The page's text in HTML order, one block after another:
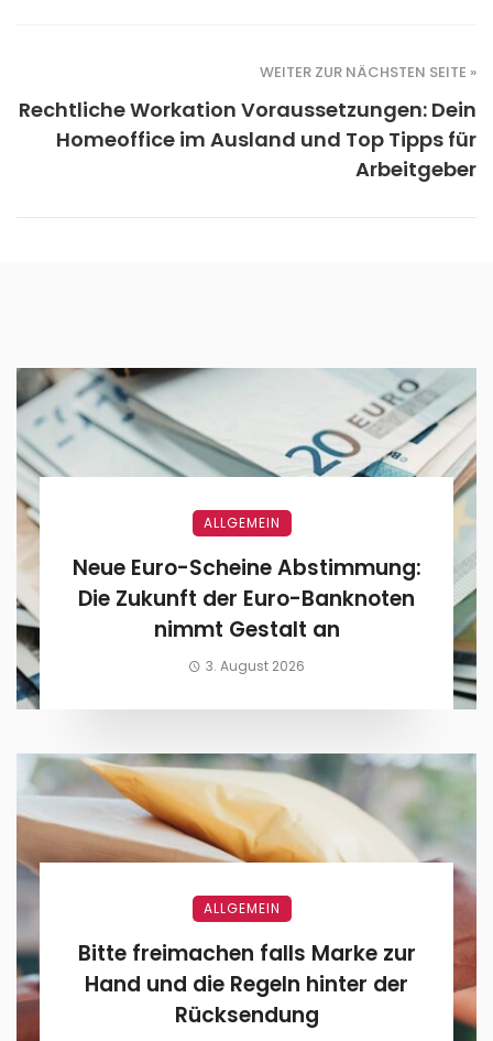
WEITER ZUR NÄCHSTEN SEITE »
Rechtliche Workation Voraussetzungen: Dein
Homeoffice im Ausland und Top Tipps für
Arbeitgeber
ALLGEMEIN
Neue Euro-Scheine Abstimmung:
Die Zukunft der Euro-Banknoten
nimmt Gestalt an
3. August 2026
ALLGEMEIN
Bitte freimachen falls Marke zur
Hand und die Regeln hinter der
Rücksendung